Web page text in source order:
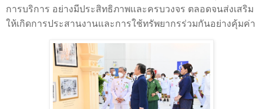
การบริการ อย่างมีประสิทธิภาพและครบวงจร ตลอดจนส่งเสริม
ให้เกิดการประสานงานและการใช้ทรัพยากรร่วมกันอย่างคุ้มค่า